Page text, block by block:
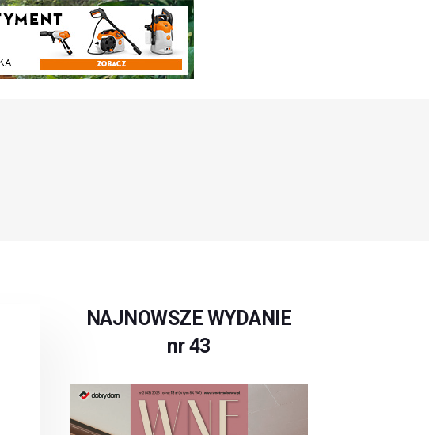
NAJNOWSZE WYDANIE
nr 43